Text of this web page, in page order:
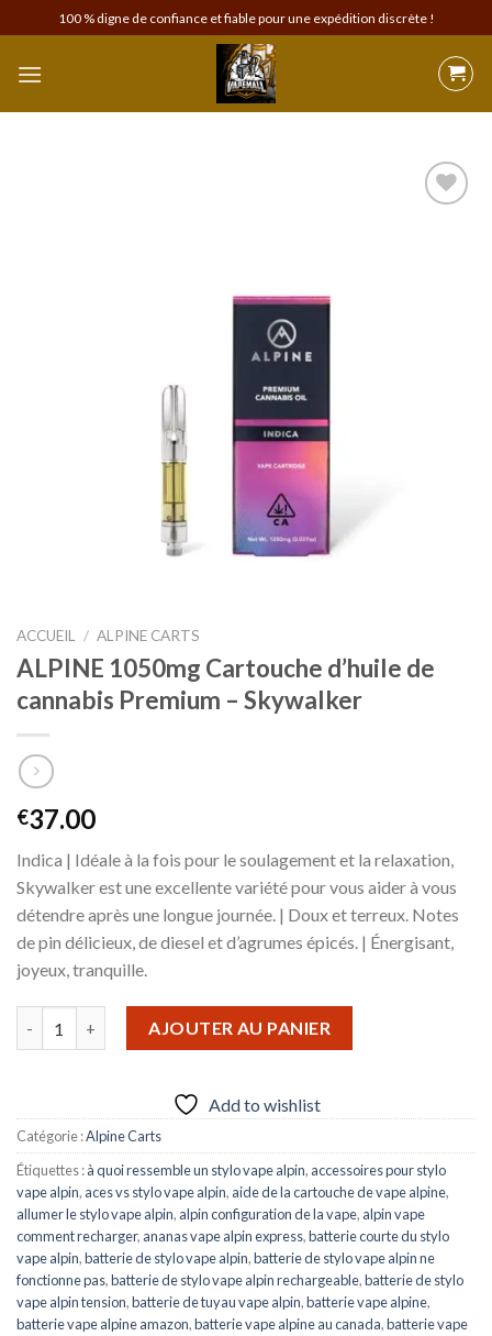
to
content
100 % digne de confiance et fiable pour une expédition discrète !
ACCUEIL / ALPINE CARTS
ALPINE 1050mg Cartouche d’huile de
cannabis Premium – Skywalker
€37.00
Indica | Idéale à la fois pour le soulagement et la relaxation,
Skywalker est une excellente variété pour vous aider à vous
détendre après une longue journée. | Doux et terreux. Notes
de pin délicieux, de diesel et d’agrumes épicés. | Énergisant,
joyeux, tranquille.
AJOUTER AU PANIER
Add to wishlist
Catégorie :Alpine Carts
Étiquettes :à quoi ressemble un stylo vape alpin, accessoires pour stylo
vape alpin, aces vs stylo vape alpin, aide de la cartouche de vape alpine,
allumer le stylo vape alpin, alpin configuration de la vape, alpin vape
comment recharger, ananas vape alpin express,batterie courte du stylo
vape alpin,batterie de stylo vape alpin,batterie de stylo vape alpin ne
fonctionne pas,batterie de stylo vape alpin rechargeable,batterie de stylo
vape alpin tension,batterie de tuyau vape alpin,batterie vape alpine,
batterie vape alpine amazon,batterie vape alpine au canada,batterie vape